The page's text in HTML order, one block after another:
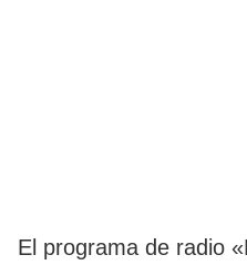
El programa de radio